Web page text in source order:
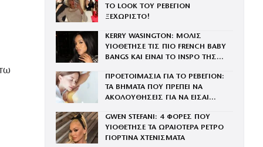
ΤΟ LOOK ΤΟΥ ΡΕΒΕΓΙΟΝ
ΞΕΧΩΡΙΣΤΟ!
KERRY WASINGTON: ΜΟΛΙΣ
ΥΙΟΘΕΤΗΣΕ ΤΙΣ ΠΙΟ FRENCH BABY
BANGS ΚΑΙ ΕΙΝΑΙ ΤΟ INSPO ΤΗΣ
ΠΡΟΕΤΟΙΜΑΣΙΑ ΓΙΑ ΤΟ ΡΕΒΕΓΙΟΝ:
ΤΑ ΒΗΜΑΤΑ ΠΟΥ ΠΡΕΠΕΙ ΝΑ
ΑΚΟΛΟΥΘΗΣΕΙΣ ΓΙΑ ΝΑ ΕΙΣΑΙ
ΒΡΑΔΙΑ ΤΟΥ ΧΡΟΝΟΥ
GWEN STEFANI: 4 ΦΟΡΕΣ ΠΟΥ
ΥΙΟΘΕΤΗΣΕ ΤΑ ΩΡΑΙΟΤΕΡΑ ΡΕΤΡΟ
ΓΙΟΡΤΙΝΑ ΧΤΕΝΙΣΜΑΤΑ